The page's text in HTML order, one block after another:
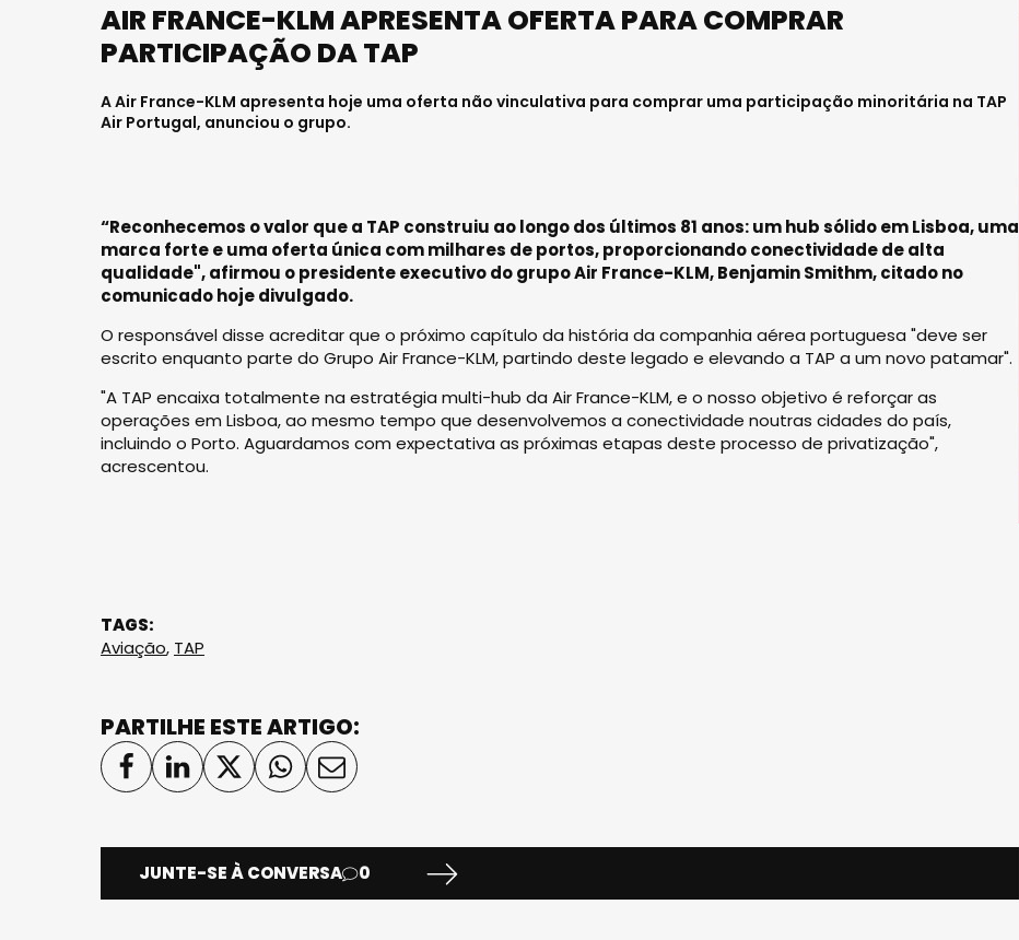
AIR FRANCE-KLM APRESENTA OFERTA PARA COMPRAR
PARTICIPAÇÃO DA TAP
A Air France-KLM apresenta hoje uma oferta não vinculativa para comprar uma participação minoritária na TAP
Air Portugal, anunciou o grupo.
“Reconhecemos o valor que a TAP construiu ao longo dos últimos 81 anos: um hub sólido em Lisboa, uma
marca forte e uma oferta única com milhares de portos, proporcionando conectividade de alta
qualidade", afirmou o presidente executivo do grupo Air France-KLM, Benjamin Smithm, citado no
comunicado hoje divulgado.
O responsável disse acreditar que o próximo capítulo da história da companhia aérea portuguesa "deve ser
escrito enquanto parte do Grupo Air France-KLM, partindo deste legado e elevando a TAP a um novo patamar".
"A TAP encaixa totalmente na estratégia multi-hub da Air France-KLM, e o nosso objetivo é reforçar as
operações em Lisboa, ao mesmo tempo que desenvolvemos a conectividade noutras cidades do país,
incluindo o Porto. Aguardamos com expectativa as próximas etapas deste processo de privatização",
acrescentou.
TAGS:
Aviação, TAP
PARTILHE ESTE ARTIGO:
JUNTE-SE À CONVERSA 0